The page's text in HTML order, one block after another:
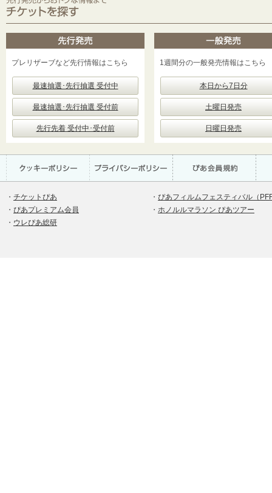
プレリザーブなど先行情報はこちら
最速抽選･先行抽選 受付中
最速抽選･先行抽選 受付前
先行先着 受付中･受付前
1週間分の一般発売情報はこちら
本日から7日分
土曜日発売
日曜日発売
・ チケットぴあ
・ ぴあプレミアム会員
・ ウレぴあ総研
・ ぴあフィルムフェスティバル（
・ ホノルルマラソン ぴあツアー